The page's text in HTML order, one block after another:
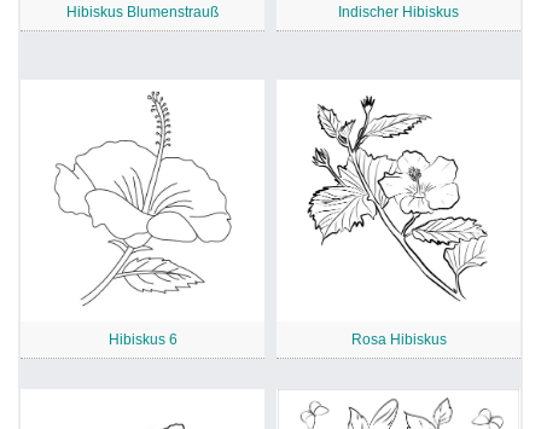
Hibiskus Blumenstrauß Indischer Hibiskus
Hibiskus 6 Rosa Hibiskus